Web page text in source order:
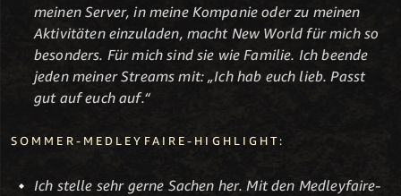
meinen Server, in meine Kompanie oder zu meinen
Aktivitäten einzuladen, macht New World für mich so
besonders. Für mich sind sie wie Familie. Ich beende
jeden meiner Streams mit: „Ich hab euch lieb. Passt
gut auf euch auf.“
SOMMER-MEDLEYFAIRE-HIGHLIGHT:
Ich stelle sehr gerne Sachen her. Mit den Medleyfaire-